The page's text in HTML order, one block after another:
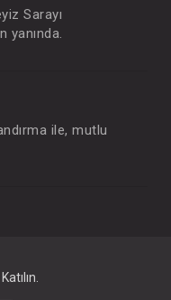
Sarayı
yanında.
ile, mutlu